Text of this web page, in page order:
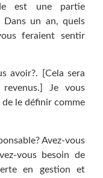
est une partie
Dans un an, quels
feraient sentir
avoir?. [Cela sera
Je vous
de le définir comme
Avez-vous
vous besoin de
en gestion et